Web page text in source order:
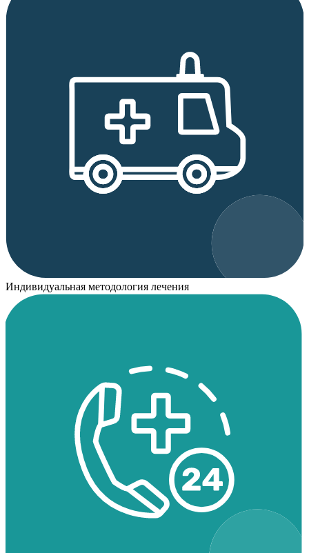
Индивидуальная методология лечения